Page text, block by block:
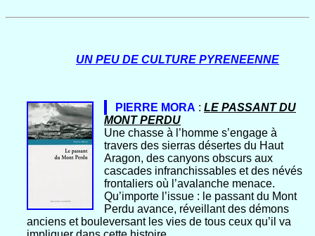
UN PEU DE CULTURE PYRENEENNE
PIERRE MORA : LE PASSANT DU
MONT PERDU
Une chasse à l’homme s’engage à
travers des sierras désertes du Haut
Aragon, des canyons obscurs aux
cascades infranchissables et des névés
frontaliers où l’avalanche menace.
Qu’importe l’issue : le passant du Mont
Perdu avance, réveillant des démons
anciens et bouleversant les vies de tous ceux qu’il va